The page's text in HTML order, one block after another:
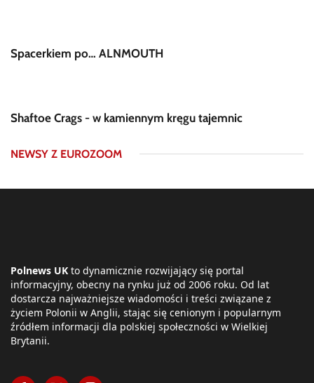
Spacerkiem po… ALNMOUTH
Shaftoe Crags - w kamiennym kręgu tajemnic
NEWSY Z EUROZOOM
Polnews UK to dynamicznie rozwijający się portal
informacyjny, obecny na rynku już od 2006 roku. Od lat
dostarcza najważniejsze wiadomości i treści związane z
życiem Polonii w Anglii, stając się cenionym i popularnym
źródłem informacji dla polskiej społeczności w Wielkiej
Brytanii.